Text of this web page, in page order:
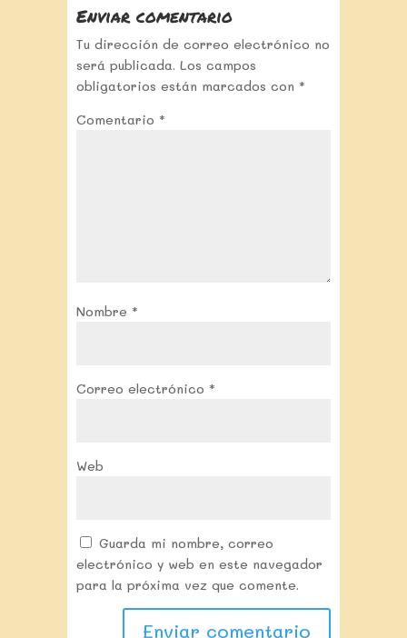
Enviar comentario
Tu dirección de correo electrónico no
será publicada. Los campos
obligatorios están marcados con *
Comentario *
Nombre *
Correo electrónico *
Web
Guarda mi nombre, correo
electrónico y web en este navegador
para la próxima vez que comente.